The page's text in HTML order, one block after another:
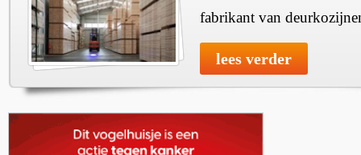
fabrikant van
lees verder